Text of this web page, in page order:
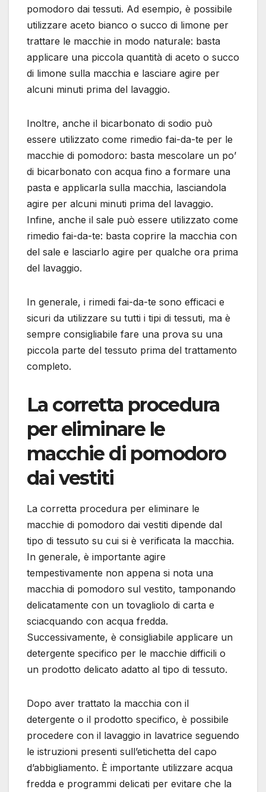
pomodoro dai tessuti. Ad esempio, è possibile
utilizzare aceto bianco o succo di limone per
trattare le macchie in modo naturale: basta
applicare una piccola quantità di aceto o succo
di limone sulla macchia e lasciare agire per
alcuni minuti prima del lavaggio.
Inoltre, anche il bicarbonato di sodio può
essere utilizzato come rimedio fai-da-te per le
macchie di pomodoro: basta mescolare un po’
di bicarbonato con acqua fino a formare una
pasta e applicarla sulla macchia, lasciandola
agire per alcuni minuti prima del lavaggio.
Infine, anche il sale può essere utilizzato come
rimedio fai-da-te: basta coprire la macchia con
del sale e lasciarlo agire per qualche ora prima
del lavaggio.
In generale, i rimedi fai-da-te sono efficaci e
sicuri da utilizzare su tutti i tipi di tessuti, ma è
sempre consigliabile fare una prova su una
piccola parte del tessuto prima del trattamento
completo.
La corretta procedura
per eliminare le
macchie di pomodoro
dai vestiti
La corretta procedura per eliminare le
macchie di pomodoro dai vestiti dipende dal
tipo di tessuto su cui si è verificata la macchia.
In generale, è importante agire
tempestivamente non appena si nota una
macchia di pomodoro sul vestito, tamponando
delicatamente con un tovagliolo di carta e
sciacquando con acqua fredda.
Successivamente, è consigliabile applicare un
detergente specifico per le macchie difficili o
un prodotto delicato adatto al tipo di tessuto.
Dopo aver trattato la macchia con il
detergente o il prodotto specifico, è possibile
procedere con il lavaggio in lavatrice seguendo
le istruzioni presenti sull’etichetta del capo
d’abbigliamento. È importante utilizzare acqua
fredda e programmi delicati per evitare che la